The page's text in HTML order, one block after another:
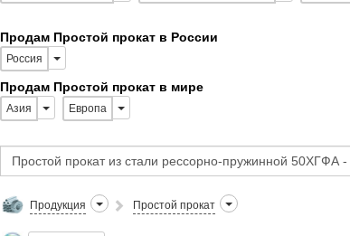
Продам Простой прокат в России
Россия
Продам Простой прокат в мире
Азия Европа
Продукция Простой прокат